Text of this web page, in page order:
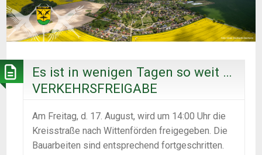
ev
Es ist in wenigen Tagen so weit …
VERKEHRSFREIGABE
Am Freitag, d. 17. August, wird um 14:00 Uhr die
Kreisstraße nach Wittenförden freigegeben. Die
Bauarbeiten sind entsprechend fortgeschritten.